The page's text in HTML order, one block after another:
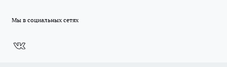
Мы в социальных сетях